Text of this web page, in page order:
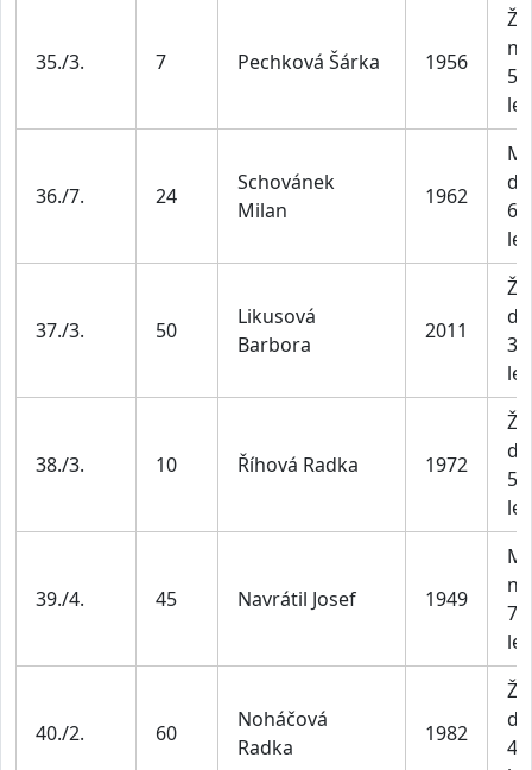
35./3. 7 Pechková Šárka 1956
55
let
36./7. 24
Schovánek
Milan
1962
do
69
let
37./3. 50
Likusová
Barbora
2011
do
34
let
38./3. 10 Říhová Radka 1972
do
54
let
39./4. 45 Navrátil Josef 1949
70
let
40./2. 60
Noháčová
Radka
1982
do
44